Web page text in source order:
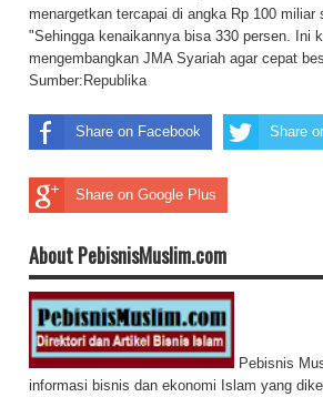
menargetkan tercapai di angka Rp 100 miliar
"Sehingga kenaikannya bisa 330 persen. Ini
mengembangkan JMA Syariah agar cepat
Sumber: Republika
Share on Facebook Share
Share on Google Plus
About PebisnisMuslim.com
Pebisnis
informasi bisnis dan ekonomi Islam yang